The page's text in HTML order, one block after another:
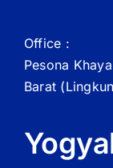
Office :
Pesona
Barat